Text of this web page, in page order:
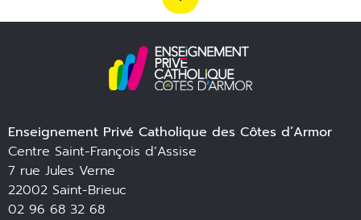
Enseignement Privé Catholique des Côtes d’Armor
Centre Saint-François d’Assise
7 rue Jules Verne
22002 Saint-Brieuc
02 96 68 32 68